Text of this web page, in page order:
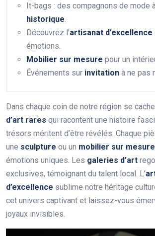
It-bags : des compagnons de mode
historique
Découvrez l’artisanat d’excellence
émotions.
Mobilier sur mesure pour un
Événements sur invitation à ne pas
Dans chaque coin de notre région se
d’art rares qui racontent une histoire
trésors méritent d’être révélés. Chaque
une sculpture ou un mobilier sur mesure
émotions uniques. Les galeries d’art
exclusives, témoignant du talent local. L’
d’excellence sublime notre héritage
cet univers captivant et laissez-vous
joyaux invisibles.